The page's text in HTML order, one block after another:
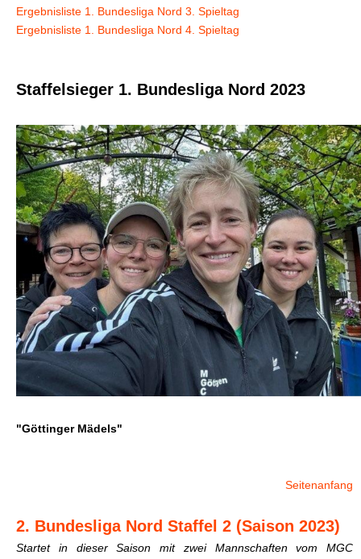
Ergebnisliste 1. Bundesliga Nord 3. Spieltag
Ergebnisliste 1. Bundesliga Nord 4. Spieltag
Staffelsieger 1. Bundesliga Nord 2023
"Göttinger Mädels"
Seitenanfang
2. Bundesliga Nord Staffel 2 (Saison 2023)
Startet in dieser Saison mit zwei Mannschaften vom MGC